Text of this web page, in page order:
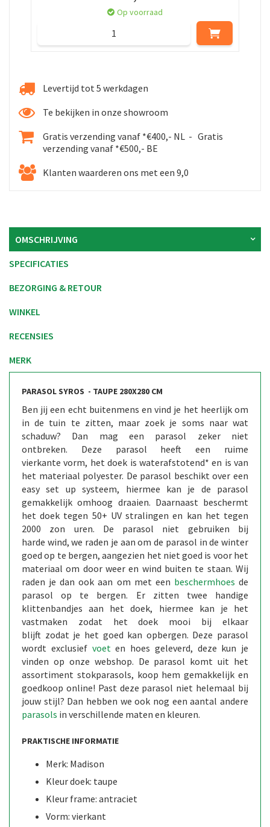
Op voorraad
Levertijd tot 5 werkdagen
Te bekijken in onze showroom
Gratis verzending vanaf *€400,- NL - Gratis
verzending vanaf *€500,- BE
Klanten waarderen ons met een 9,0
OMSCHRIJVING
SPECIFICATIES
BEZORGING & RETOUR
WINKEL
RECENSIES
MERK
PARASOL SYROS - TAUPE 280X280 CM
Ben jij een echt buitenmens en vind je het heerlijk om
in de tuin te zitten, maar zoek je soms naar wat
schaduw? Dan mag een parasol zeker niet
ontbreken. Deze parasol heeft een ruime
vierkante vorm, het doek is waterafstotend* en is van
het materiaal polyester. De parasol beschikt over een
easy set up systeem, hiermee kan je de parasol
gemakkelijk omhoog draaien. Daarnaast beschermt
het doek tegen 50+ UV stralingen en kan het tegen
2000 zon uren. De parasol niet gebruiken bij
harde wind, we raden je aan om de parasol in de winter
goed op te bergen, aangezien het niet goed is voor het
materiaal om door weer en wind buiten te staan. Wij
raden je dan ook aan om met een beschermhoesde
parasol op te bergen. Er zitten twee handige
klittenbandjes aan het doek, hiermee kan je het
vastmaken zodat het doek mooi bij elkaar
blijft zodat je het goed kan opbergen. Deze parasol
wordt exclusief voeten hoes geleverd, deze kun je
vinden op onze webshop. De parasol komt uit het
assortiment stokparasols, koop hem gemakkelijk en
goedkoop online! Past deze parasol niet helemaal bij
jouw stijl? Dan hebben we ook nog een aantal andere
parasols in verschillende maten en kleuren.
PRAKTISCHE INFORMATIE
Merk: Madison
Kleur doek: taupe
Kleur frame: antraciet
Vorm: vierkant